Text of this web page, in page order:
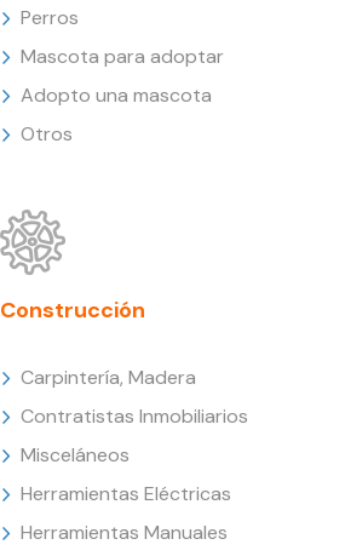
Perros
Mascota para adoptar
Adopto una mascota
Otros
Construcción
Carpintería, Madera
Contratistas Inmobiliarios
Misceláneos
Herramientas Eléctricas
Herramientas Manuales